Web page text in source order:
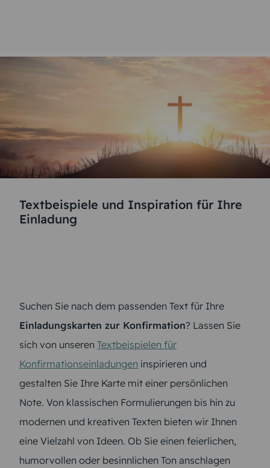
Textbeispiele und Inspiration für Ihre
Einladung
Suchen Sie nach dem passenden Text für Ihre
Einladungskarten zur Konfirmation? Lassen Sie
sich von unseren Textbeispielen für
Konfirmationseinladungen inspirieren und
gestalten Sie Ihre Karte mit einer persönlichen
Note. Von klassischen Formulierungen bis hin zu
modernen und kreativen Texten bieten wir Ihnen
eine Vielzahl von Ideen. Ob Sie einen feierlichen,
humorvollen oder besinnlichen Ton anschlagen